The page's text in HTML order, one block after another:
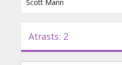
Pasākumi
Atrasts: 2